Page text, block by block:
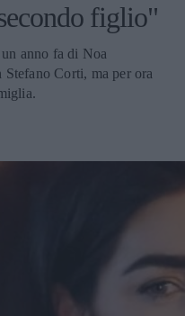
figlio"
anno fa di Noa
Corti, ma per ora